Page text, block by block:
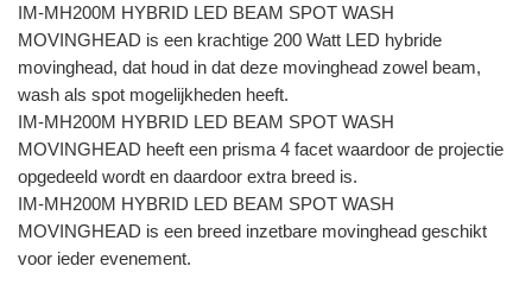
IM-MH200M HYBRID LED BEAM SPOT WASH
MOVINGHEAD is een krachtige 200 Watt LED hybride
movinghead, dat houd in dat deze movinghead zowel beam,
wash als spot mogelijkheden heeft.
IM-MH200M HYBRID LED BEAM SPOT WASH
MOVINGHEAD heeft een prisma 4 facet waardoor de projectie
opgedeeld wordt en daardoor extra breed is.
IM-MH200M HYBRID LED BEAM SPOT WASH
MOVINGHEAD is een breed inzetbare movinghead geschikt
voor ieder evenement.